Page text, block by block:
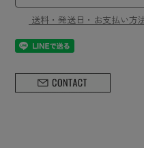
送料・発送日・お支払い方